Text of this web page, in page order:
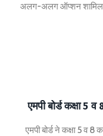
अलग-अलग ऑप्शन शामिल
एमपी बोर्ड कक्षा 5
एमपी बोर्ड ने कक्षा 5 व 8